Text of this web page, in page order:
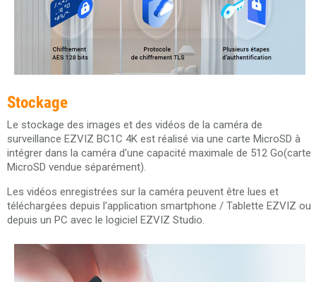
Stockage
Le stockage des images et des vidéos de la caméra de
surveillance EZVIZ BC1C 4K est réalisé via une carte MicroSD à
intégrer dans la caméra d'une capacité maximale de 512 Go(carte
MicroSD vendue séparément).
Les vidéos enregistrées sur la caméra peuvent être lues et
téléchargées depuis l'application smartphone / Tablette EZVIZ ou
depuis un PC avec le logiciel EZVIZ Studio.